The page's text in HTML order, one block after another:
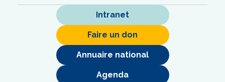
Intranet
Faire un don
Annuaire national
Agenda